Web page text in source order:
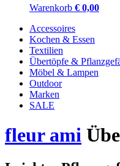
Warenkorb € 0,00
Accessoires
Kochen & Essen
Textilien
Übertöpfe &
Möbel & Lampen
Outdoor
Marken
SALE
fleur ami